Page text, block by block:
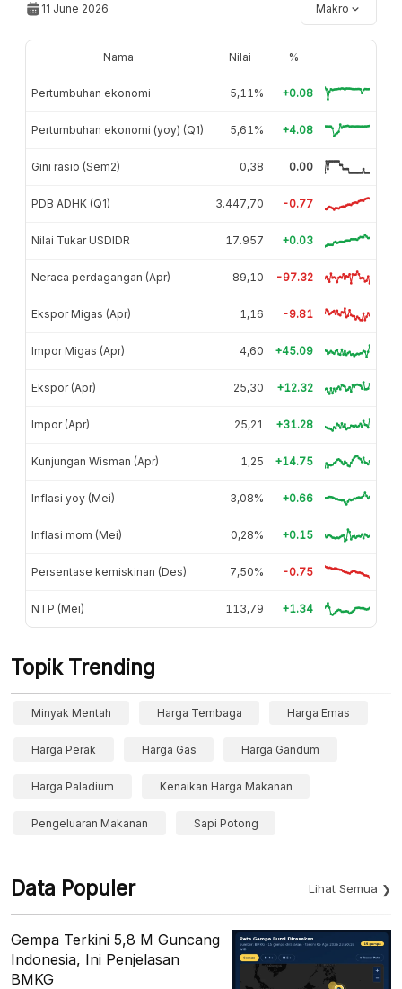
11 June 2026 Makro
Nama Nilai %
Pertumbuhan ekonomi 5,11% +0.08
Pertumbuhan ekonomi (yoy) (Q1) 5,61% +4.08
Gini rasio (Sem2) 0,38 0.00
PDB ADHK (Q1) 3.447,70 -0.77
Nilai Tukar USDIDR 17.957 +0.03
Neraca perdagangan (Apr) 89,10 -97.32
Ekspor Migas (Apr) 1,16 -9.81
Impor Migas (Apr) 4,60 +45.09
Ekspor (Apr) 25,30 +12.32
Impor (Apr) 25,21 +31.28
Kunjungan Wisman (Apr) 1,25 +14.75
Inflasi yoy (Mei) 3,08% +0.66
Inflasi mom (Mei) 0,28% +0.15
Persentase kemiskinan (Des) 7,50% -0.75
NTP (Mei) 113,79 +1.34
Topik Trending
Minyak Mentah Harga Tembaga Harga Emas
Harga Perak Harga Gas Harga Gandum
Harga Paladium Kenaikan Harga Makanan
Pengeluaran Makanan Sapi Potong
Data Populer Lihat Semua
Gempa Terkini 5,8 M Guncang
Indonesia, Ini Penjelasan
BMKG